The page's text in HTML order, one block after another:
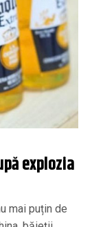
explozia
mai puțin de